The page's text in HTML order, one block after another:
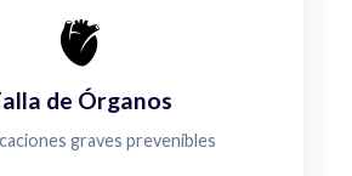
🫀
de Órganos
graves prevenibles